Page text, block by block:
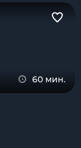
60 мин.